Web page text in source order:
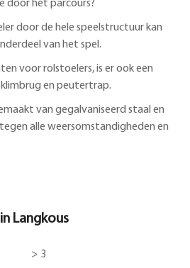
door het parcours?
door de hele speelstructuur kan
van het spel.
voor rolstoelers, is er ook een
en peutertrap.
van gegalvaniseerd staal en
alle weersomstandigheden en
Langkous
> 3